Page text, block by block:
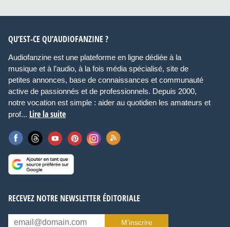
QU’EST-CE QU’AUDIOFANZINE ?
Audiofanzine est une plateforme en ligne dédiée à la
musique et à l’audio, à la fois média spécialisé, site de
petites annonces, base de connaissances et communauté
active de passionnés et de professionnels. Depuis 2000,
notre vocation est simple : aider au quotidien les amateurs et
prof... Lire la suite
RECEVEZ NOTRE NEWSLETTER ÉDITORIALE
M’inscrire